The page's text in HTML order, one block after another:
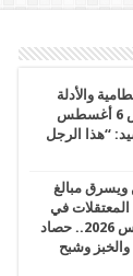
والأدلة
تفضح مزاعم داخلية النظام .. الخميس 6 أغسطس
“هذا الرجل
ويسرق مبالغ
المعتقلات في
سجن العاشر نساء.. الأربعاء 5 أغسطس 2026.. حصاد
والخبز وشبح